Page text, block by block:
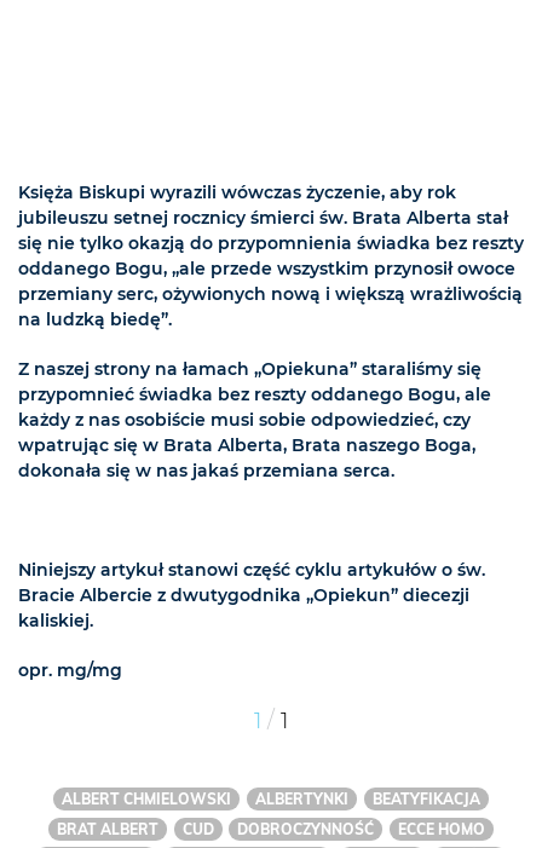
Księża Biskupi wyrazili wówczas życzenie, aby rok
jubileuszu setnej rocznicy śmierci św. Brata Alberta stał
się nie tylko okazją do przypomnienia świadka bez reszty
oddanego Bogu, „ale przede wszystkim przynosił owoce
przemiany serc, ożywionych nową i większą wrażliwością
na ludzką biedę”.
Z naszej strony na łamach „Opiekuna” staraliśmy się
przypomnieć świadka bez reszty oddanego Bogu, ale
każdy z nas osobiście musi sobie odpowiedzieć, czy
wpatrując się w Brata Alberta, Brata naszego Boga,
dokonała się w nas jakaś przemiana serca.
Niniejszy artykuł stanowi część cyklu artykułów o św.
Bracie Albercie z dwutygodnika „Opiekun” diecezji
kaliskiej.
opr. mg/mg
1 / 1
ALBERT CHMIELOWSKI ALBERTYNKI
BEATYFIKACJA
BRAT ALBERT
CUD DOBROCZYNNOŚĆ
ECCE HOMO